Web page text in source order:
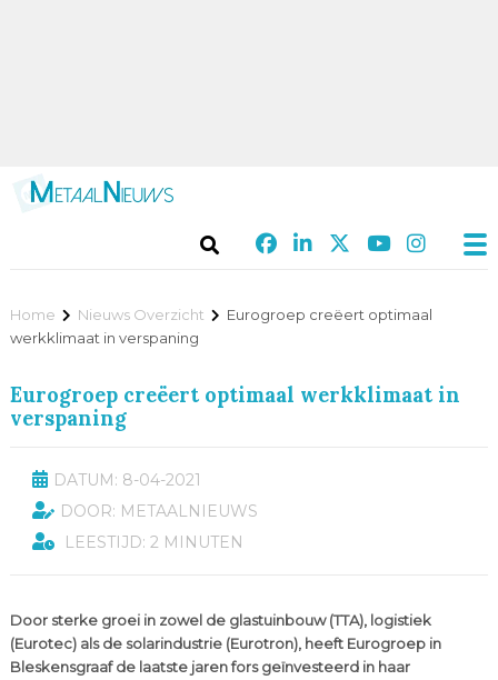
Home Nieuws Overzicht
Eurogroep creëert optimaal
werkklimaat in verspaning
Eurogroep creëert optimaal werkklimaat in
verspaning
DATUM: 8-04-2021
DOOR: METAALNIEUWS
LEESTIJD: 2 MINUTEN
Door sterke groei in zowel de glastuinbouw (TTA), logistiek
(Eurotec) als de solarindustrie (Eurotron), heeft Eurogroep in
Bleskensgraaf de laatste jaren fors geïnvesteerd in haar